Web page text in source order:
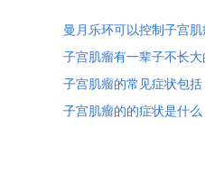
曼月乐环可以控制子宫
子宫肌瘤有一辈子不长大
子宫肌瘤的常见症状包括
子宫肌瘤的的症状是什么